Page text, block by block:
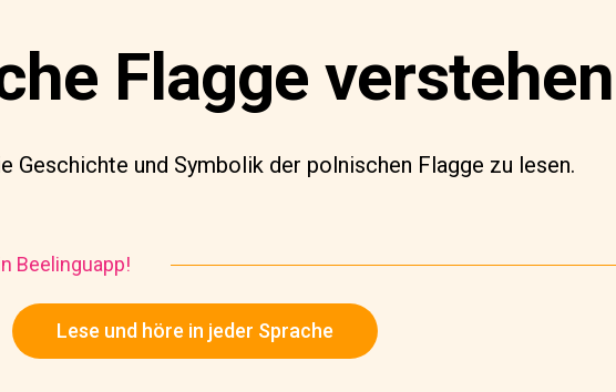
Flagge verstehen
Geschichte und Symbolik der polnischen Flagge zu lesen.
Beelinguapp!
Lese und höre in jeder Sprache